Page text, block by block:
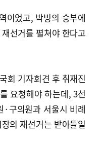
이었고, 박빙의 승부에
선거를 펼쳐야 한다고
회 기자회견 후 취재진
요청해야 하는데, 3선
구의원과 서울시 비례
의 재선거는 받아들일